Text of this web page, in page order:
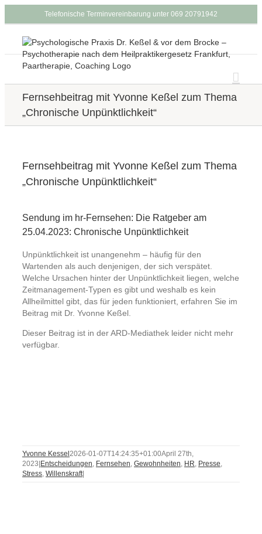
Inhalt
Telefonische Terminvereinbarung unter 069 20791942
Fernsehbeitrag mit Yvonne Keßel zum Thema
„Chronische Unpünktlichkeit“
Fernsehbeitrag mit Yvonne Keßel zum Thema
„Chronische Unpünktlichkeit“
Sendung im hr-Fernsehen: Die Ratgeber am
25.04.2023: Chronische Unpünktlichkeit
Unpünktlichkeit ist unangenehm – häufig für den
Wartenden als auch denjenigen, der sich verspätet.
Welche Ursachen hinter der Unpünktlichkeit liegen, welche
Zeitmanagement-Typen es gibt und weshalb es kein
Allheilmittel gibt, das für jeden funktioniert, erfahren Sie im
Beitrag mit Dr. Yvonne Keßel.
Dieser Beitrag ist in der ARD-Mediathek leider nicht mehr
verfügbar.
Yvonne Kessel 2026-01-07T14:24:35+01:00April 27th,
2023 Entscheidungen, Fernsehen, Gewohnheiten, HR, Presse,
Stress, Willenskraft|